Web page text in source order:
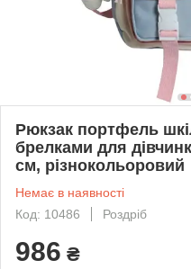
Рюкзак портфель
брелками для
см, різнокольоровий
Немає в наявності
Код: 10486
Роздріб
986 ₴